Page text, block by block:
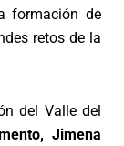
formación de
retos de la
del Valle del
Jimena